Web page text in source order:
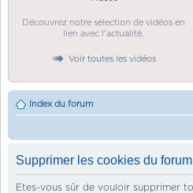
Découvrez notre sélection de vidéos en
lien avec l'actualité.
Voir toutes les vidéos
Index du forum
Supprimer les cookies du forum
Etes-vous sûr de vouloir supprimer